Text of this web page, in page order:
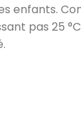
enfants.
pas 25